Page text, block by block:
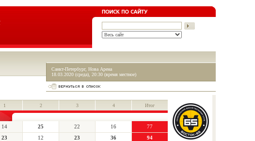
Санкт-Петербург, Нова Арена
18.03.2020 (среда), 20:30 (время местное)
1 2 3 4
Итог
14 25 22 16
77
23 12 23 36 94